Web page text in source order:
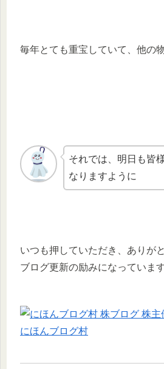
毎年とても重宝していて、他の
それでは、明日も皆
なりますように
いつも押していただき、ありが
ブログ更新の励みになっています
にほんブログ村